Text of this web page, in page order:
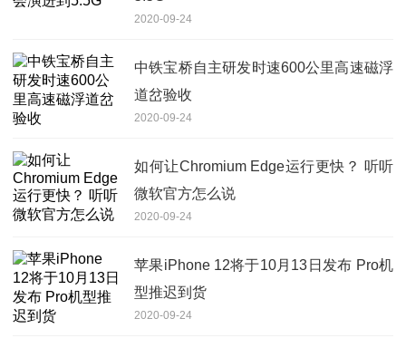
2020-09-24
中铁宝桥自主研发时速600公里高速磁浮
道岔验收
2020-09-24
如何让Chromium Edge运行更快？ 听听
微软官方怎么说
2020-09-24
苹果iPhone 12将于10月13日发布 Pro机
型推迟到货
2020-09-24